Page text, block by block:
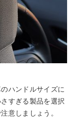
ハンドルサイズに
すぎる製品を選択
意しましょう。